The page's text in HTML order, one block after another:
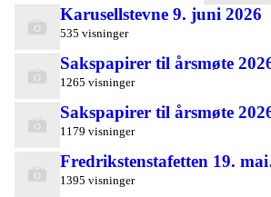
Karusellstevne 9. juni 2026
535 visninger
Sakspapirer til årsmøte
1265 visninger
Sakspapirer til årsmøte
1179 visninger
Fredrikstenstafetten 19.
1395 visninger